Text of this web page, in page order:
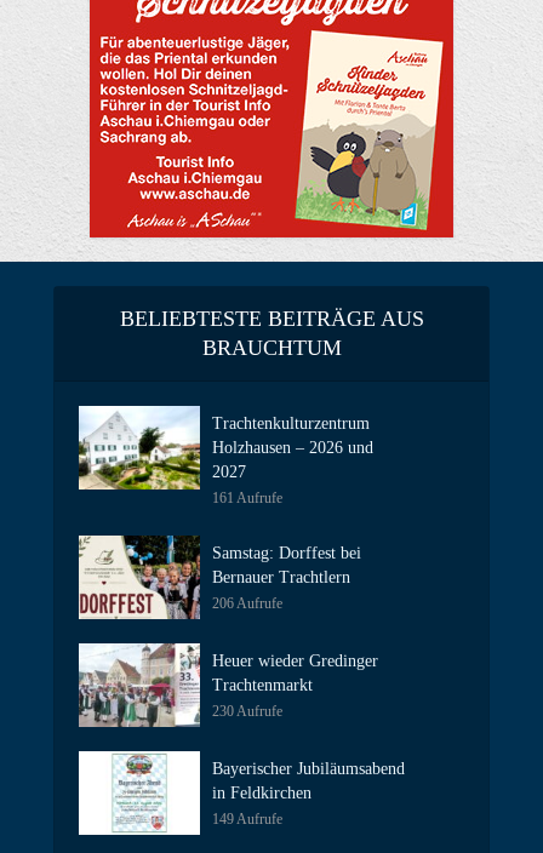
BELIEBTESTE BEITRÄGE AUS
BRAUCHTUM
Trachtenkulturzentrum
Holzhausen – 2026 und
2027
161 Aufrufe
Samstag: Dorffest bei
Bernauer Trachtlern
206 Aufrufe
Heuer wieder Gredinger
Trachtenmarkt
230 Aufrufe
Bayerischer Jubiläumsabend
in Feldkirchen
149 Aufrufe